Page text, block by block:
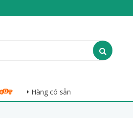
Hàng có sẵn